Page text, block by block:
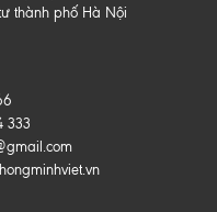
thành phố Hà Nội
333